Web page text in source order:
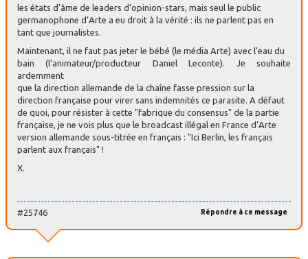
les états d’âme de leaders d’opinion-stars, mais seul le public
germanophone d’Arte a eu droit à la vérité : ils ne parlent pas en
tant que journalistes.
Maintenant, il ne faut pas jeter le bébé (le média Arte) avec l’eau du
bain (l’animateur/producteur Daniel Leconte). Je souhaite
ardemment
que la direction allemande de la chaîne fasse pression sur la
direction française pour virer sans indemnités ce parasite. A défaut
de quoi, pour résister à cette "fabrique du consensus" de la partie
française, je ne vois plus que le broadcast illégal en France d’Arte
version allemande sous-titrée en français : "Ici Berlin, les français
parlent aux français" !
X.
Répondre à ce message
#25746